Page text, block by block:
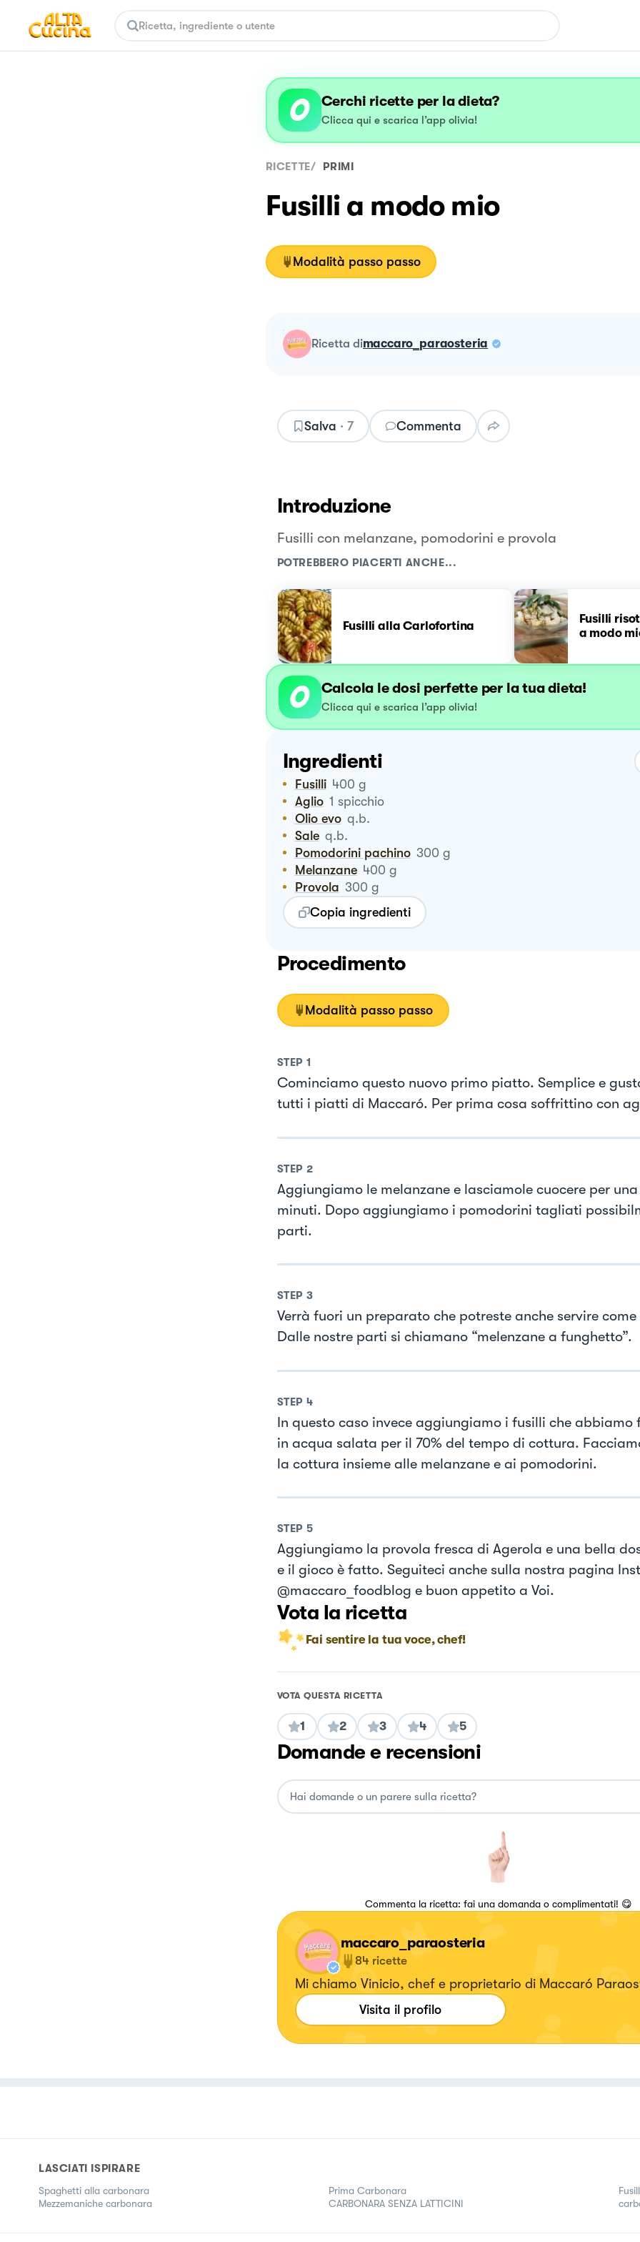
Cerchi ricette per la dieta?
Clicca qui e scarica l’app olivia!
RICETTE/ PRIMI
Fusilli a modo mio
Modalità passo passo
ricetta dimaccaro_paraosteria
Salva · 7 Commenta
Introduzione
Fusilli con melanzane, pomodorini e provola
POTREBBERO PIACERTI ANCHE...
Fusilli alla Carlofortina
Fusilli
a modo
Calcola le dosi perfette per la tua dieta!
Clicca qui e scarica l’app olivia!
Ingredienti
Fusilli 400 g
Aglio 1 spicchio
Olio evo q.b.
Sale q.b.
Pomodorini pachino 300 g
Melanzane 400 g
Provola 300 g
Copia ingredienti
Procedimento
Modalità passo passo
STEP 1
Cominciamo questo nuovo primo piatto. Semplice e
tutti i piatti di Maccaró. Per prima cosa soffrittino con
STEP 2
Aggiungiamo le melanzane e lasciamole cuocere per
minuti. Dopo aggiungiamo i pomodorini tagliati
parti.
STEP 3
Verrà fuori un preparato che potreste anche servire
Dalle nostre parti si chiamano “melenzane a funghetto”.
STEP 4
In questo caso invece aggiungiamo i fusilli che abbiamo
in acqua salata per il 70% del tempo di cottura.
la cottura insieme alle melanzane e ai pomodorini.
STEP 5
Aggiungiamo la provola fresca di Agerola e una bella
e il gioco è fatto. Seguiteci anche sulla nostra pagina
@maccaro_foodblog e buon appetito a Voi.
Vota la ricetta
Fai sentire la tua voce, chef!
VOTA QUESTA RICETTA
1 2 3 4 5
Domande e recensioni
Commenta la ricetta: fai una domanda o complimentati! 😋
maccaro_paraosteria
84 ricette
Mi chiamo Vinicio, chef e proprietario di Maccaró
Visita il profilo
LASCIATI ISPIRARE
Spaghetti alla carbonara
Mezzemaniche carbonara
Prima Carbonara
CARBONARA SENZA LATTICINI